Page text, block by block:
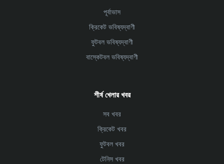
পূর্বাভাস
ক্রিকেট ভবিষ্যদ্বাণী
ফুটবল ভবিষ্যদ্বাণী
বাস্কেটবল ভবিষ্যদ্বাণী
শীর্ষ খেলার খবর
সব খবর
ক্রিকেট খবর
ফুটবল খবর
টেনিস খবর